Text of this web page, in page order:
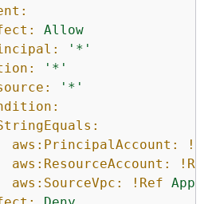
Allow
'*'
'*'
'*'
aws:PrincipalAccount:
aws:ResourceAccount:
!Ref
aws:SourceVpc:
!Ref